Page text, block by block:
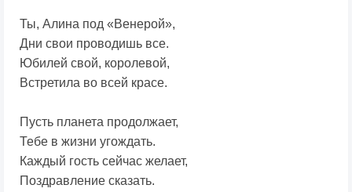
Ты, Алина под «Венерой»,
Дни свои проводишь все.
Юбилей свой, королевой,
Встретила во всей красе.
Пусть планета продолжает,
Тебе в жизни угождать.
Каждый гость сейчас желает,
Поздравление сказать.